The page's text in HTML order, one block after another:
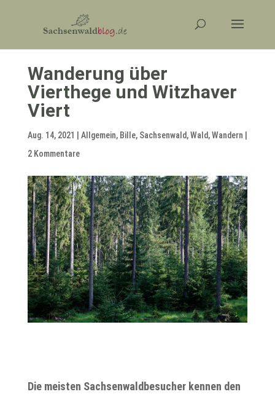
Wanderung über
Vierthege und Witzhaver
Viert
Aug. 14, 2021 Allgemein, Bille, Sachsenwald,Wald,Wandern
2 Kommentare
Die meisten Sachsenwaldbesucher kennen den